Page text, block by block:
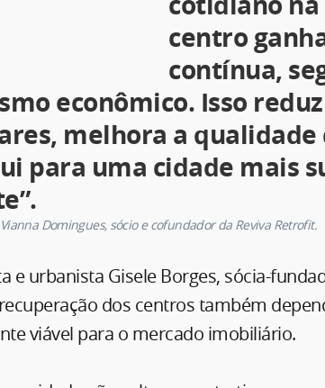
centro
contínua,
econômico. Isso
melhora a qualidade
para uma cidade mais
Domingues, sócio e cofundador da Reviva Retrofit.
e urbanista Gisele Borges, sócia-
dos centros também
viável para o mercado imobiliário.